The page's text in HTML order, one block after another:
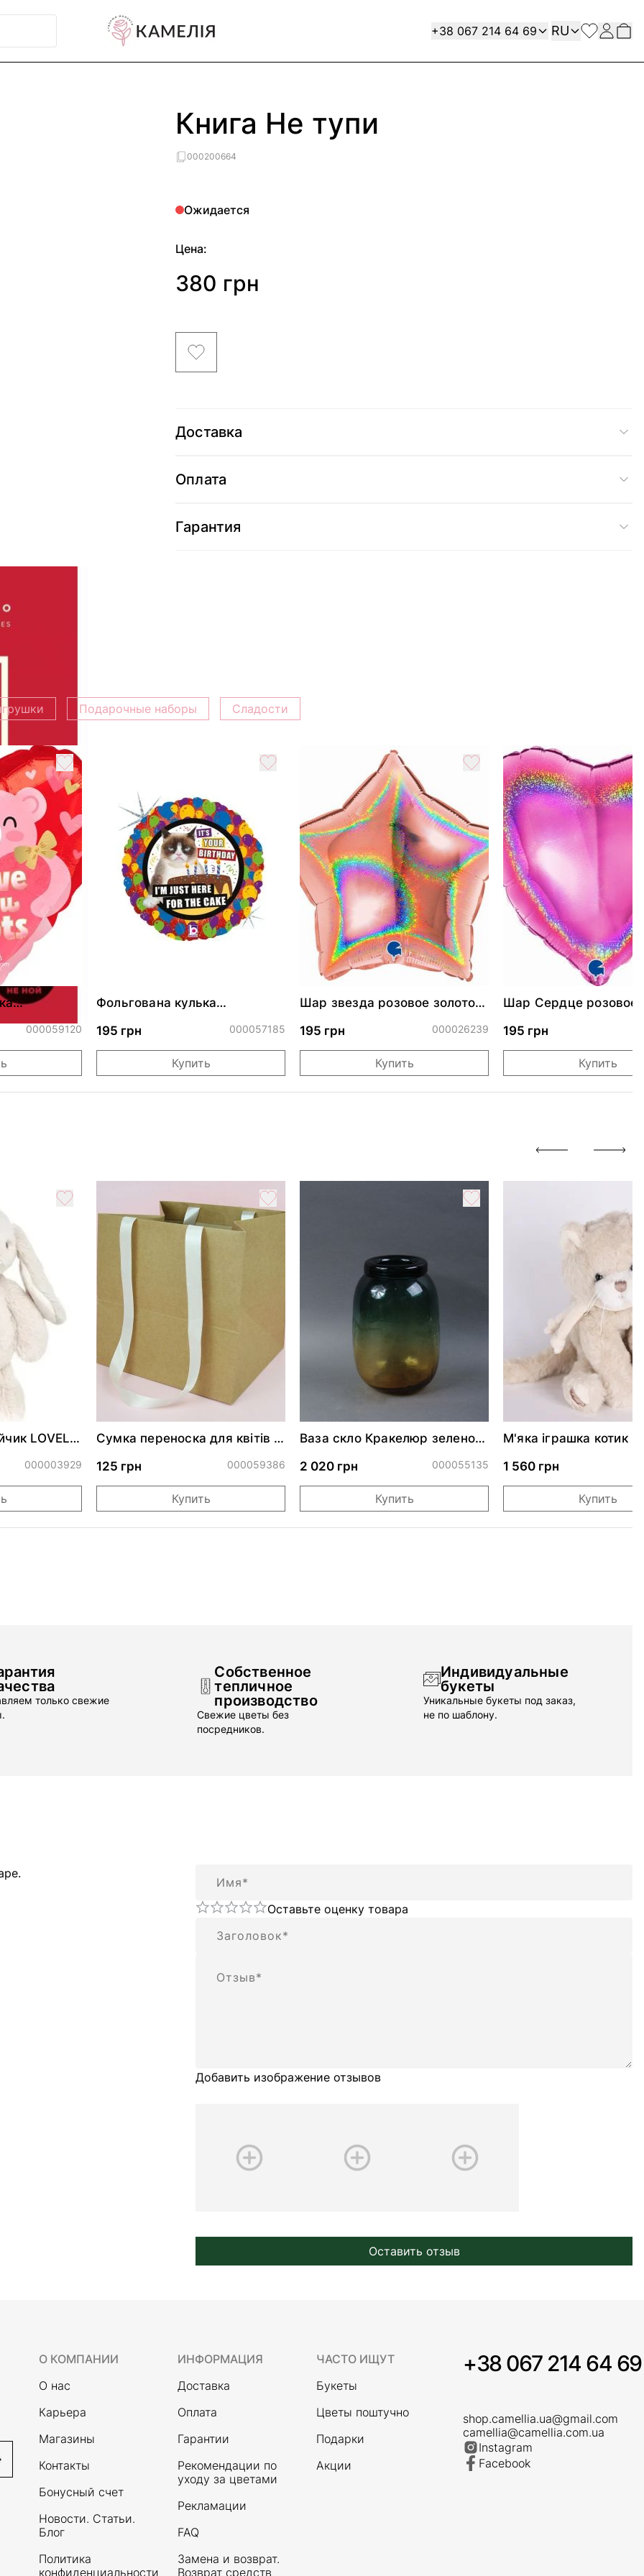
Contact
+38 067 214 64 69 Язык
RU
Книга Не тупи
000200664
Ожидается
Цена:
380 грн
Доставка
Оплата
Гарантия
Подарочные наборы Сладости
000059120
Фольгована кулька
ДР"
195 грн 000057185
Купить
Шар звезда розовое золото
195 грн
000026239
Купить
Шар Сердце розовое
195 грн
Купить
LOVELY
000003929
Сумка переноска для квітів з
125 грн
000059386
Купить
Ваза скло Кракелюр зелено-
2 020 грн
000055135
Купить
М'яка іграшка котик
1 560 грн
Купить
только свежие
Собственное
тепличное
производство
Свежие цветы без
посредников.
Индивидуальные
букеты
Уникальные букеты под заказ,
не по шаблону.
Оставьте оценку товара
Добавить изображение отзывов
Оставить отзыв
О КОМПАНИИ
О нас
Карьера
Магазины
Контакты
Бонусный счет
Новости. Статьи.
Блог
Политика
конфиденциальности
ИНФОРМАЦИЯ
Доставка
Оплата
Гарантии
Рекомендации по
уходу за цветами
Рекламации
FAQ
Замена и возврат.
Возврат средств
ЧАСТО ИЩУТ
Букеты
Цветы поштучно
Подарки
Акции
+38 067 214 64 69
shop.camellia.ua@gmail.com
camellia@camellia.com.ua
Instagram
Facebook